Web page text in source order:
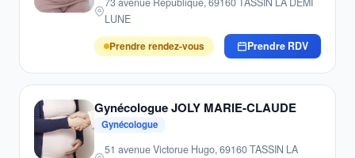
LUNE
Prendre rendez-vous
Prendre RDV
Gynécologue JOLY MARIE-CLAUDE
Gynécologue
51 avenue Victorue Hugo, 69160 TASSIN LA